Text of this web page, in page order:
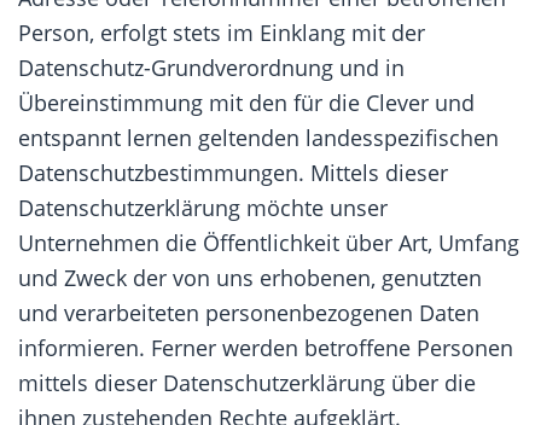
Person, erfolgt stets im Einklang mit der
Datenschutz-Grundverordnung und in
Übereinstimmung mit den für die Clever und
entspannt lernen geltenden landesspezifischen
Datenschutzbestimmungen. Mittels dieser
Datenschutzerklärung möchte unser
Unternehmen die Öffentlichkeit über Art, Umfang
und Zweck der von uns erhobenen, genutzten
und verarbeiteten personenbezogenen Daten
informieren. Ferner werden betroffene Personen
mittels dieser Datenschutzerklärung über die
ihnen zustehenden Rechte aufgeklärt.